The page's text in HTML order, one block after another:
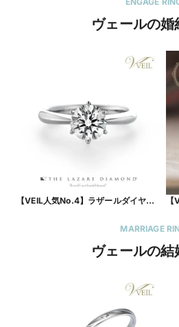
ヴェールの婚
【VEIL人気No.4】ラザールダイヤモ
MARRIAGE
ヴェールの結